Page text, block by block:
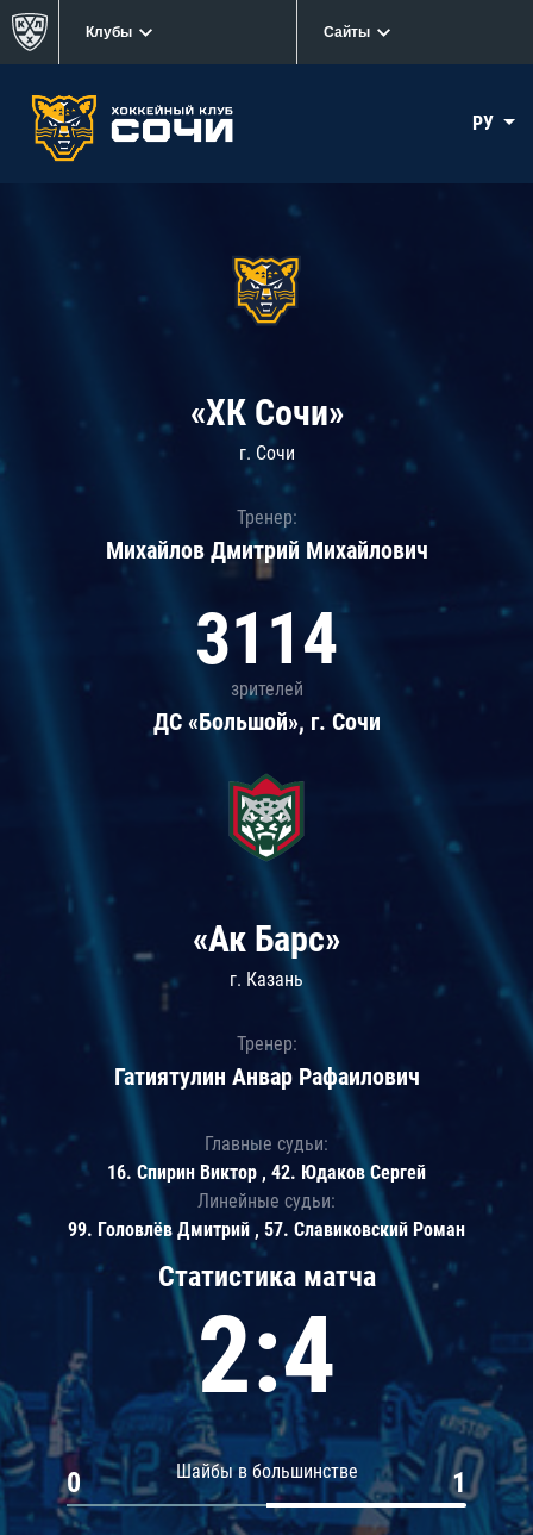
Клубы Сайты
РУ
«ХК Сочи»
г. Сочи
Тренер:
Михайлов Дмитрий Михайлович
3114
зрителей
ДС «Большой», г. Сочи
Статистика матча
2:4
Шайбы в большинстве
0 1
«Ак Барс»
г. Казань
Тренер:
Гатиятулин Анвар Рафаилович
Главные судьи:
16. Спирин Виктор , 42. Юдаков Сергей
Линейные судьи:
99. Головлёв Дмитрий , 57. Славиковский Роман